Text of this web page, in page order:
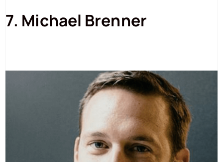
7. Michael Brenner